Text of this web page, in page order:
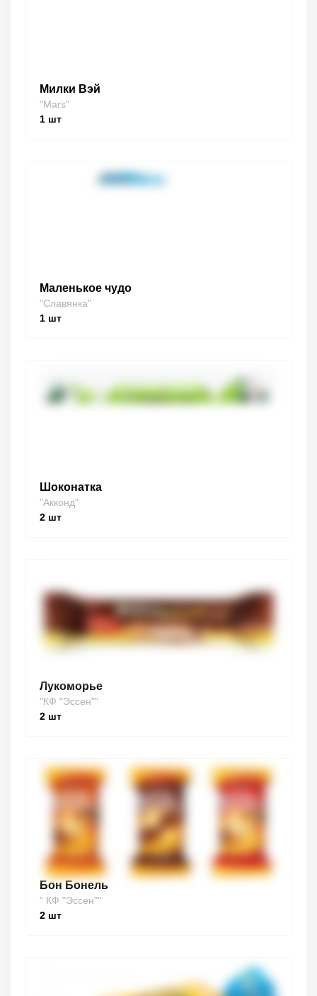
Милки Вэй
"Mars"
1 шт
Маленькое чудо
"Славянка"
1 шт
Шоконатка
"Акконд"
2 шт
Лукоморье
"КФ "Эссен""
2 шт
Бон Бонель
" КФ "Эссен""
2 шт